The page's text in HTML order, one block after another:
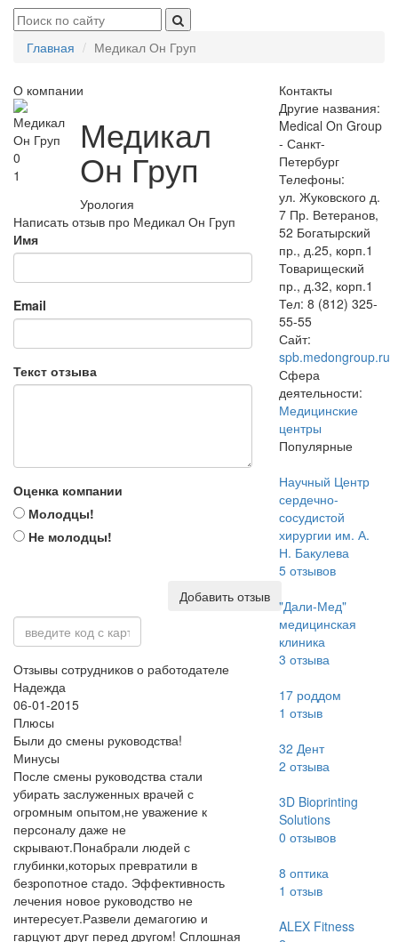
Главная Медикал Он Груп
О компании
0
1
Медикал
Он Груп
Урология
Написать отзыв про Медикал Он Груп
Имя
Email
Текст отзыва
Оценка компании
Молодцы!
Не молодцы!
Добавить отзыв
Отзывы сотрудников о работодателе
Надежда
06-01-2015
Плюсы
Были до смены руководства!
Минусы
После смены руководства стали
убирать заслуженных врачей с
огромным опытом,не уважение к
персоналу даже не
скрывают.Понабрали людей с
глубинки,которых превратили в
безропотное стадо. Эффективность
лечения новое руководство не
интересует.Развели демагогию и
гарцуют друг перед другом! Сплошная
Контакты
Другие названия:
Medical On Group
- Санкт-
Петербург
Телефоны:
ул. Жуковского д.
7 Пр. Ветеранов,
52 Богатырский
пр., д.25, корп.1
Товарищеский
пр., д.32, корп.1
Тел: 8 (812) 325-
55-55
Сайт:
spb.medongroup.ru
Сфера
деятельности:
Медицинские
центры
Популярные
Научный Центр
сердечно-
сосудистой
хирургии им. А.
Н. Бакулева
5отзывов
"Дали-Мед"
медицинская
клиника
3 отзыва
17 роддом
1 отзыв
32 Дент
2 отзыва
3D Bioprinting
Solutions
0 отзывов
8 оптика
1 отзыв
ALEX Fitness